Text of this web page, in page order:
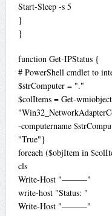
Start-Sleep -s 5
}
}
function Get-IPStatus {
# PowerShell cmdlet to
$strComputer = "."
$colItems = Get-
-computername
"True"}
foreach ($objItem in
cls
Write-Host "———"
write-host "Status: "
Write-Host "———"